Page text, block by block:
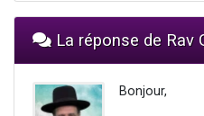
La réponse de Rav
Bonjour,